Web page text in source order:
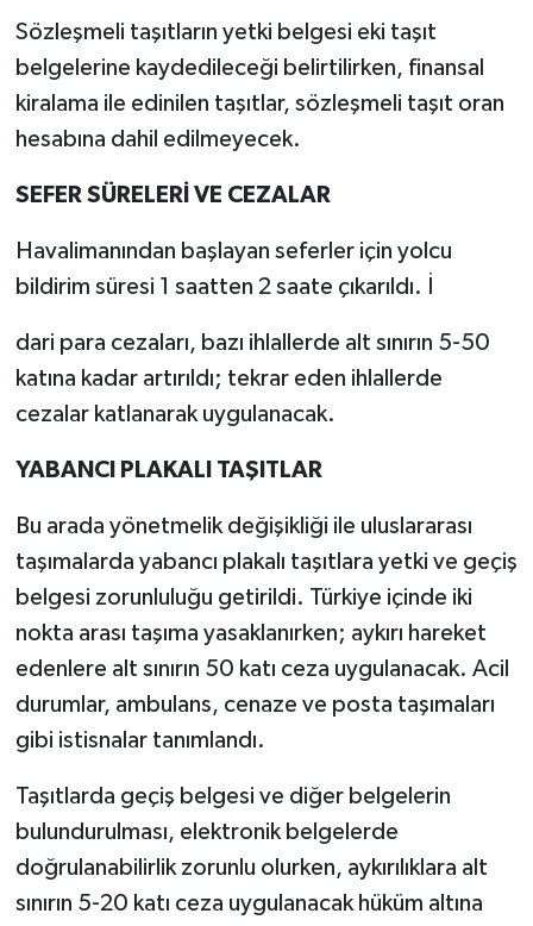
Sözleşmeli taşıtların yetki belgesi eki taşıt
belgelerine kaydedileceği belirtilirken, finansal
kiralama ile edinilen taşıtlar, sözleşmeli taşıt oran
hesabına dahil edilmeyecek.
SEFER SÜRELERİ VE CEZALAR
Havalimanından başlayan seferler için yolcu
bildirim süresi 1 saatten 2 saate çıkarıldı. İ
dari para cezaları, bazı ihlallerde alt sınırın 5-50
katına kadar artırıldı; tekrar eden ihlallerde
cezalar katlanarak uygulanacak.
YABANCI PLAKALI TAŞITLAR
Bu arada yönetmelik değişikliği ile uluslararası
taşımalarda yabancı plakalı taşıtlara yetki ve geçiş
belgesi zorunluluğu getirildi. Türkiye içinde iki
nokta arası taşıma yasaklanırken; aykırı hareket
edenlere alt sınırın 50 katı ceza uygulanacak. Acil
durumlar, ambulans, cenaze ve posta taşımaları
gibi istisnalar tanımlandı.
Taşıtlarda geçiş belgesi ve diğer belgelerin
bulundurulması, elektronik belgelerde
doğrulanabilirlik zorunlu olurken, aykırılıklara alt
sınırın 5-20 katı ceza uygulanacak hüküm altına